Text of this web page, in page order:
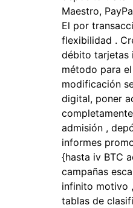
Maestro,
El por
flexibilidad .
débito tarjetas
método para
modificación
digital, poner
admisión ,
informes
{hasta iv BTC
campañas
infinito motivo
tablas de